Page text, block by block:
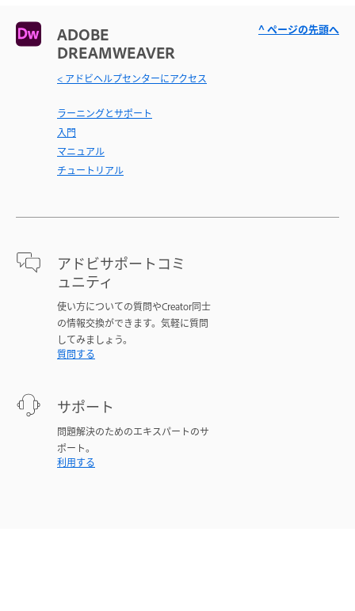
ADOBE
DREAMWEAVER
< アドビヘルプセンターにアクセス
ラーニングとサポート
入門
マニュアル
チュートリアル
アドビサポートコミ
ュニティ
使い方についての質問やCreator同士
の情報交換ができます。気軽に質問
してみましょう。
質問する
サポート
問題解決のためのエキスパートのサ
ポート。
利用する
^ ページの先頭へ